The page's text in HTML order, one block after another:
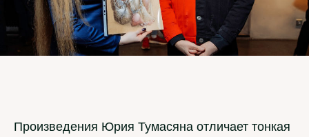
Произведения Юрия Тумасяна отличает тонкая